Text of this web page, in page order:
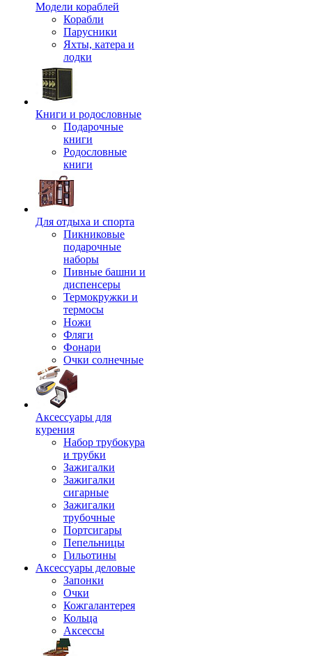
Модели кораблей
Корабли
Парусники
Яхты, катера и
лодки
Книги и родословные
Подарочные
книги
Родословные
книги
Для отдыха и спорта
Пикниковые
подарочные
наборы
Пивные башни и
диспенсеры
Термокружки и
термосы
Ножи
Фляги
Фонари
Очки солнечные
Аксессуары для
курения
Набор трубокура
и трубки
Зажигалки
Зажигалки
сигарные
Зажигалки
трубочные
Портсигары
Пепельницы
Гильотины
Аксессуары деловые
Запонки
Очки
Кожгалантерея
Кольца
Аксессы